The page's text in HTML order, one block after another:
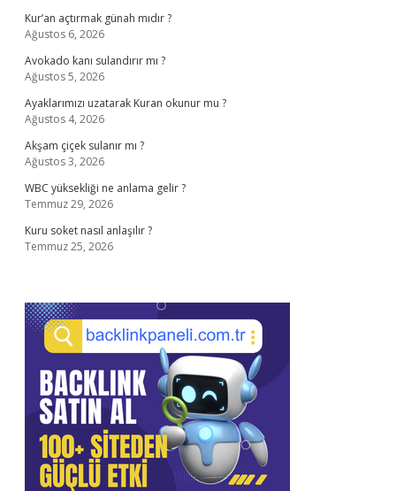
Kur’an açtırmak günah mıdır ?
Ağustos 6, 2026
Avokado kanı sulandırır mı ?
Ağustos 5, 2026
Ayaklarımızı uzatarak Kuran okunur mu ?
Ağustos 4, 2026
Akşam çiçek sulanır mı ?
Ağustos 3, 2026
WBC yüksekliği ne anlama gelir ?
Temmuz 29, 2026
Kuru soket nasıl anlaşılır ?
Temmuz 25, 2026